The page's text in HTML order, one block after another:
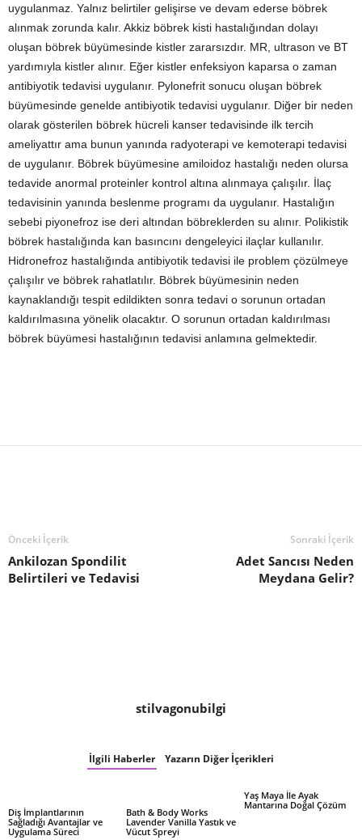
uygulanmaz. Yalnız belirtiler gelişirse ve devam ederse böbrek
alınmak zorunda kalır. Akkiz böbrek kisti hastalığından dolayı
oluşan böbrek büyümesinde kistler zararsızdır. MR, ultrason ve BT
yardımıyla kistler alınır. Eğer kistler enfeksiyon kaparsa o zaman
antibiyotik tedavisi uygulanır. Pylonefrit sonucu oluşan böbrek
büyümesinde genelde antibiyotik tedavisi uygulanır. Diğer bir neden
olarak gösterilen böbrek hücreli kanser tedavisinde ilk tercih
ameliyattır ama bunun yanında radyoterapi ve kemoterapi tedavisi
de uygulanır. Böbrek büyümesine amiloidoz hastalığı neden olursa
tedavide anormal proteinler kontrol altına alınmaya çalışılır. İlaç
tedavisinin yanında beslenme programı da uygulanır. Hastalığın
sebebi piyonefroz ise deri altından böbreklerden su alınır. Polikistik
böbrek hastalığında kan basıncını dengeleyici ilaçlar kullanılır.
Hidronefroz hastalığında antibiyotik tedavisi ile problem çözülmeye
çalışılır ve böbrek rahatlatılır. Böbrek büyümesinin neden
kaynaklandığı tespit edildikten sonra tedavi o sorunun ortadan
kaldırılmasına yönelik olacaktır. O sorunun ortadan kaldırılması
böbrek büyümesi hastalığının tedavisi anlamına gelmektedir.
Önceki İçerik
Ankilozan Spondilit
Belirtileri ve Tedavisi
Sonraki İçerik
Adet Sancısı Neden
Meydana Gelir?
stilvagonubilgi
İlgili Haberler Yazarın Diğer İçerikleri
Diş İmplantlarının
Sağladığı Avantajlar ve
Uygulama Süreci
Bath & Body Works
Lavender Vanilla Yastık ve
Vücut Spreyi
Yaş Maya İle Ayak
Mantarına Doğal Çözüm